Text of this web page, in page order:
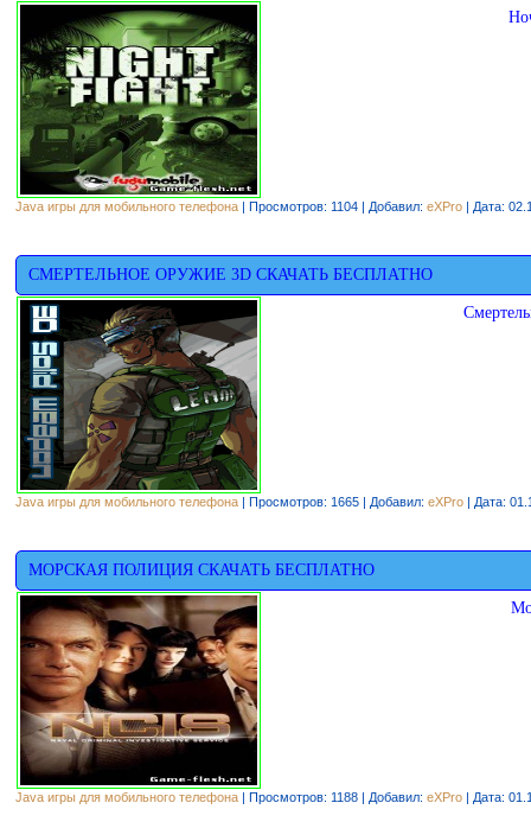
Java игры для мобильного телефона | Просмотров: 1104 | Добавил: eXPro | Дата:
СМЕРТЕЛЬНОЕ ОРУЖИЕ 3D СКАЧАТЬ БЕСПЛАТНО
Java игры для мобильного телефона | Просмотров: 1665 | Добавил: eXPro | Дата:
МОРСКАЯ ПОЛИЦИЯ СКАЧАТЬ БЕСПЛАТНО
Java игры для мобильного телефона | Просмотров: 1188 | Добавил: eXPro | Дата: